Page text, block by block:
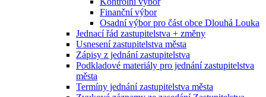
Finanční výbor
Osadní výbor pro část obce Dlouhá Louka
Jednací řád zastupitelstva + změny
Usnesení zastupitelstva města
Zápisy z jednání zastupitelstva
Podkladové materiály pro jednání zastupitelstva
města
Termíny jednání zastupitelstva města